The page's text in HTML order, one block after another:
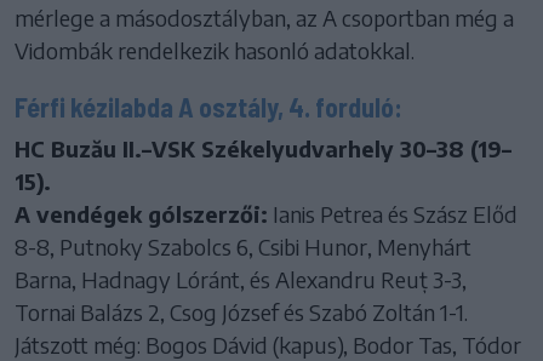
mérlege a másodosztályban, az A csoportban még a
Vidombák rendelkezik hasonló adatokkal.
Férfi kézilabda A osztály, 4. forduló:
HC Buzău II.–VSK Székelyudvarhely 30–38 (19–
15).
A vendégek gólszerzői: Ianis Petrea és Szász Előd
8-8, Putnoky Szabolcs 6, Csibi Hunor, Menyhárt
Barna, Hadnagy Lóránt, és Alexandru Reuț 3-3,
Tornai Balázs 2, Csog József és Szabó Zoltán 1-1.
Játszott még: Bogos Dávid (kapus), Bodor Tas, Tódor